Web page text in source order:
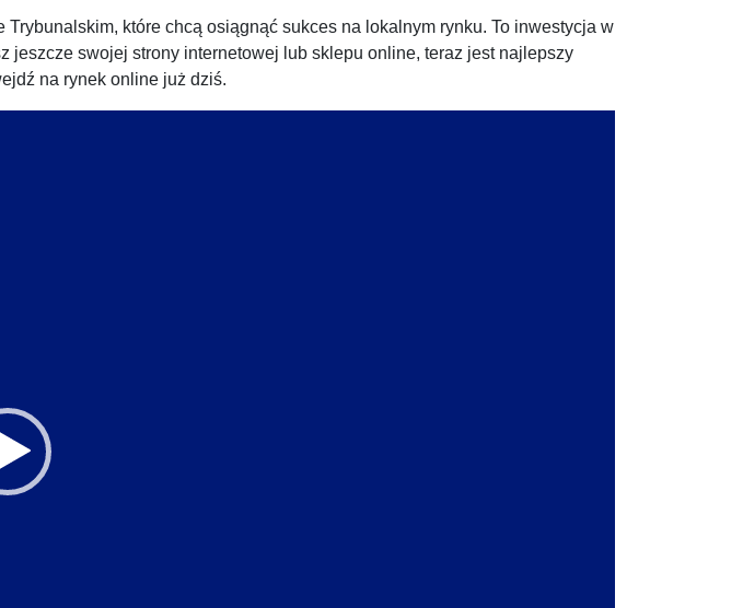
które chcą osiągnąć sukces na lokalnym rynku. To inwestycja w
swojej strony internetowej lub sklepu online, teraz jest najlepszy
na rynek online już dziś.